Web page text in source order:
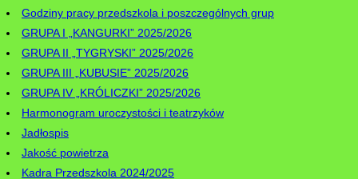
Godziny pracy przedszkola i poszczególnych grup
GRUPA I „KANGURKI” 2025/2026
GRUPA II „TYGRYSKI” 2025/2026
GRUPA III „KUBUSIE” 2025/2026
GRUPA IV „KRÓLICZKI” 2025/2026
Harmonogram uroczystości i teatrzyków
Jadłospis
Jakość powietrza
Kadra Przedszkola 2024/2025